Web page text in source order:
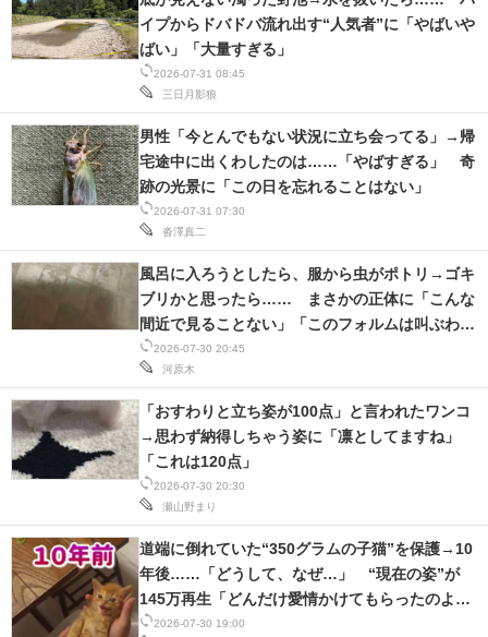
2026-07-31 08:45
三日月影狼
イプからドバドバ流れ出す“人気者”に「やばいや
ばい」「大量すぎる」
2026-07-31 07:30
沓澤真二
男性「今とんでもない状況に立ち会ってる」→帰
宅途中に出くわしたのは……「やばすぎる」 奇
跡の光景に「この日を忘れることはない」
2026-07-30 20:45
河原木
風呂に入ろうとしたら、服から虫がポトリ→ゴキ
ブリかと思ったら…… まさかの正体に「こんな
間近で見ることない」「このフォルムは叫ぶわ
ww」
2026-07-30 20:30
瀬山野まり
「おすわりと立ち姿が100点」と言われたワンコ
→思わず納得しちゃう姿に「凛としてますね」
「これは120点」
2026-07-30 19:00
道端に倒れていた“350グラムの子猫”を保護→10
年後……「どうして、なぜ…」 “現在の姿”が
145万再生「どんだけ愛情かけてもらったのよ
w」